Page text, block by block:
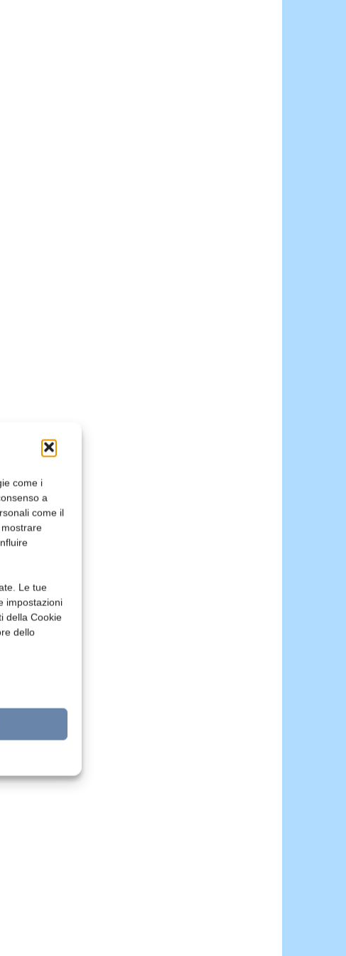
come i
a
come il
Le tue
impostazioni
della Cookie
dello